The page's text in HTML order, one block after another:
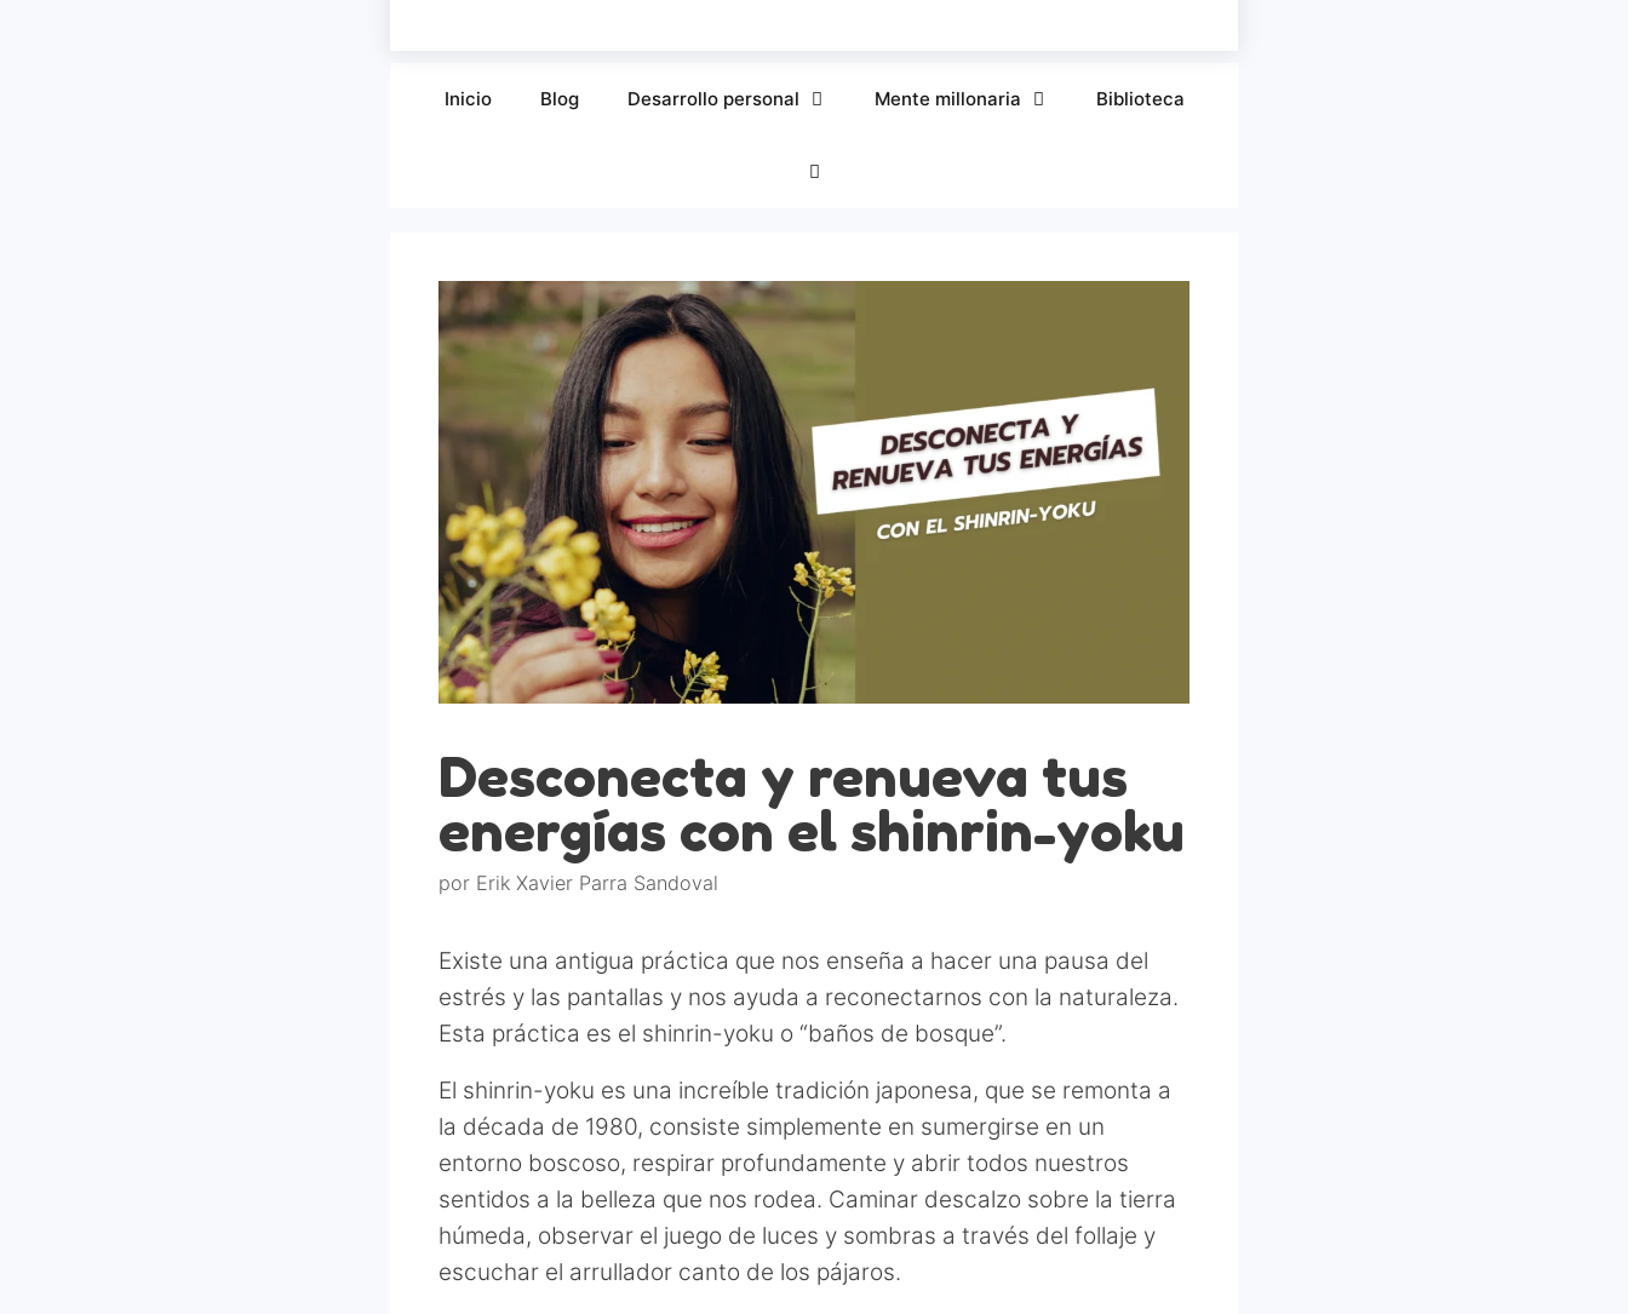
Inicio Blog Desarrollo personal Mente millonaria Biblioteca
Desconecta y renueva tus
energías con el shinrin-yoku
por Erik Xavier Parra Sandoval
Existe una antigua práctica que nos enseña a hacer una pausa del
estrés y las pantallas y nos ayuda a reconectarnos con la naturaleza.
Esta práctica es el shinrin-yoku o “baños de bosque”.
El shinrin-yoku es una increíble tradición japonesa, que se remonta a
la década de 1980, consiste simplemente en sumergirse en un
entorno boscoso, respirar profundamente y abrir todos nuestros
sentidos a la belleza que nos rodea. Caminar descalzo sobre la tierra
húmeda, observar el juego de luces y sombras a través del follaje y
escuchar el arrullador canto de los pájaros.